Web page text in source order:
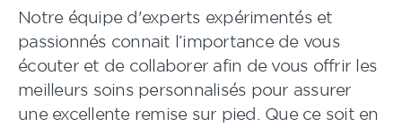
Notre équipe d'experts expérimentés et
passionnés connait l’importance de vous
écouter et de collaborer afin de vous offrir les
meilleurs soins personnalisés pour assurer
une excellente remise sur pied. Que ce soit en